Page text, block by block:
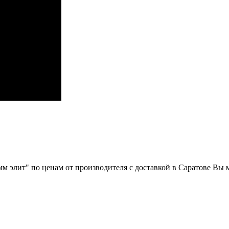
элит" по ценам от производителя с доставкой в Саратове